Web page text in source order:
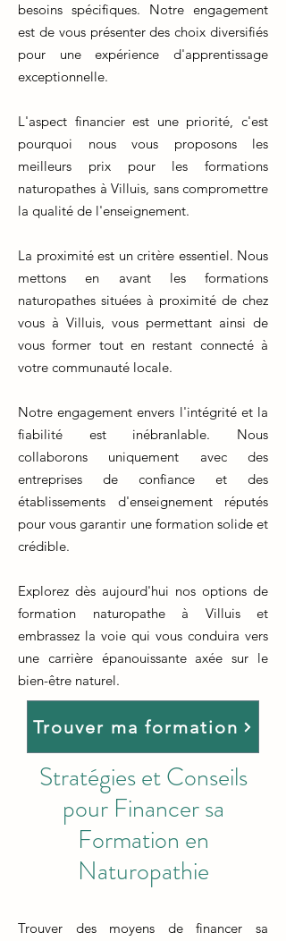
besoins spécifiques. Notre engagement
est de vous présenter des choix diversifiés
pour une expérience d'apprentissage
exceptionnelle.
L'aspect financier est une priorité, c'est
pourquoi nous vous proposons les
meilleurs prix pour les formations
naturopathes à Villuis, sans compromettre
la qualité de l'enseignement.
La proximité est un critère essentiel. Nous
mettons en avant les formations
naturopathes situées à proximité de chez
vous à Villuis, vous permettant ainsi de
vous former tout en restant connecté à
votre communauté locale.
Notre engagement envers l'intégrité et la
fiabilité est inébranlable. Nous
collaborons uniquement avec des
entreprises de confiance et des
établissements d'enseignement réputés
pour vous garantir une formation solide et
crédible.
Explorez dès aujourd'hui nos options de
formation naturopathe à Villuis et
embrassez la voie qui vous conduira vers
une carrière épanouissante axée sur le
bien-être naturel.
Trouver ma formation
Stratégies et Conseils
pour Financer sa
Formation en
Naturopathie
Trouver des moyens de financer sa